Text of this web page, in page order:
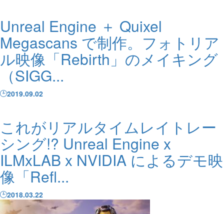
Unreal Engine ＋ Quixel
Megascans で制作。フォトリア
ル映像「Rebirth」のメイキング
（SIGG...
2019.09.02
これがリアルタイムレイトレー
シング!? Unreal Engine x
ILMxLAB x NVIDIA によるデモ映
像「Refl...
2018.03.22